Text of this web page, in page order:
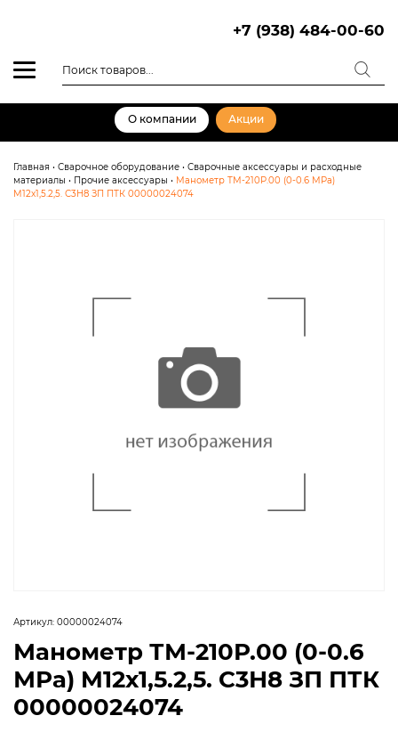
+7 (938) 484-00-60
товаров
О компании Акции
Главная • Сварочное оборудование • Сварочные аксессуары и расходные
материалы • Прочие аксессуары • Манометр ТМ-210Р.00 (0-0.6 МРа)
M12x1,5.2,5. С3Н8 ЗП ПТК 00000024074
Артикул: 00000024074
Манометр ТМ-210Р.00 (0-0.6
МРа) M12x1,5.2,5. С3Н8 ЗП ПТК
00000024074